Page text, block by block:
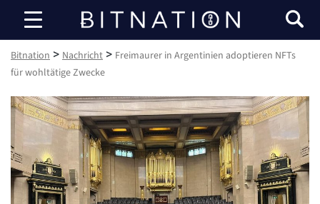
Bitnation
Bitnation > Nachricht > Freimaurer in Argentinien adoptieren NFTs
für wohltätige Zwecke